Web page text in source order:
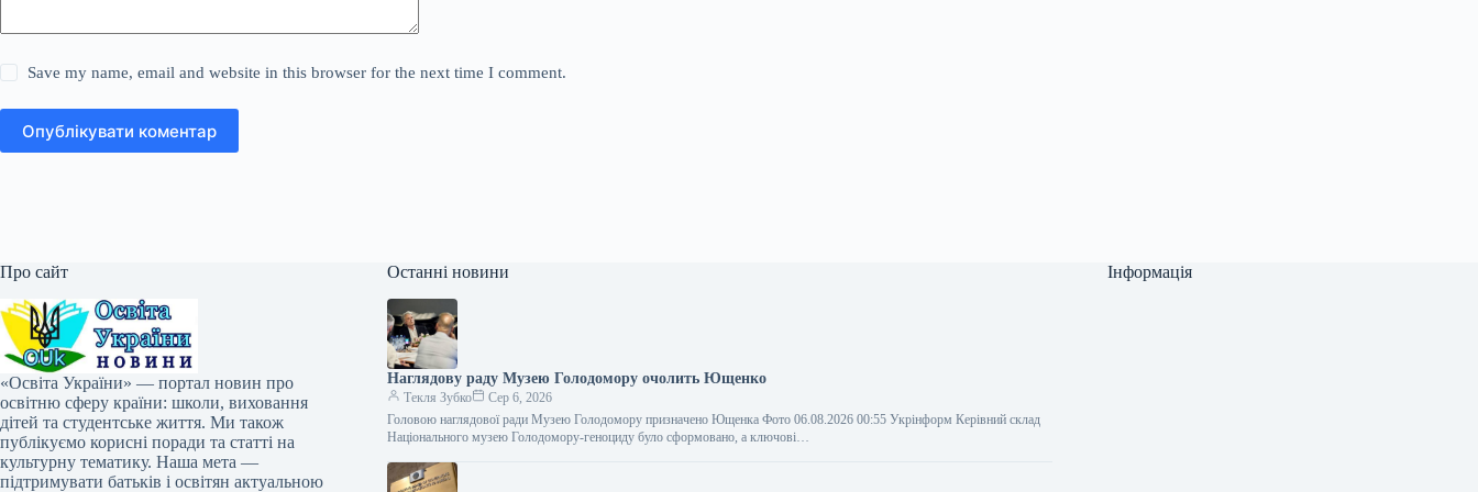
Save my name, email and website in this browser for the next time I comment.
Опублікувати коментар
Про сайт
«Освіта України» — портал новин про
освітню сферу країни: школи, виховання
дітей та студентське життя. Ми також
публікуємо корисні поради та статті на
культурну тематику. Наша мета —
підтримувати батьків і освітян актуальною
Останні новини
Наглядову раду Музею Голодомору очолить Ющенко
Текля Зубко
Сер 6, 2026
Головою наглядової ради Музею Голодомору призначено Ющенка Фото 06.08.2026 00:55 Укрінформ Керівний склад
Національного музею Голодомору-геноциду було сформовано, а ключові…
Інформація